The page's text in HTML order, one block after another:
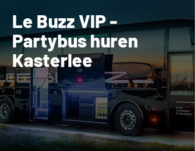
Le Buzz VIP -
Partybus huren
Kasterlee